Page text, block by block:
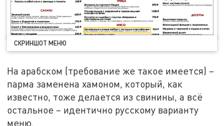
СКРИНШОТ МЕНЮ
На арабском (требование же такое имеется) –
парма заменена хамоном, который, как
известно, тоже делается из свинины, а всё
остальное – идентично русскому варианту
меню.